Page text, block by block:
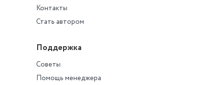
Контакты
Стать автором
Поддержка
Советы
Помощь менеджера